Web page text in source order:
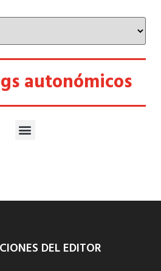
autonómicos
DEL EDITOR